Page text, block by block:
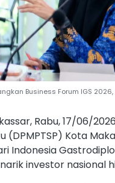
Business Forum IGS
Rabu, 17/06/
(DPMPTSP) Kota
Indonesia
investor nasional